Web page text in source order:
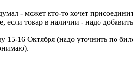
- может кто-то хочет
если товар в наличии - надо
15-16 Октября (надо уточнить по